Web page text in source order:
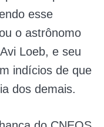
esse
o astrônomo
Loeb, e seu
indícios de que
dos demais.